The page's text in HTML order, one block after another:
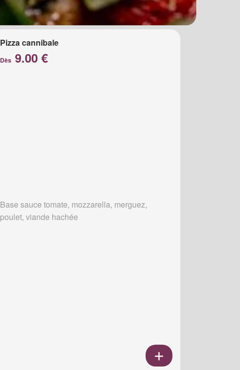
Pizza cannibale
Dès 9.00 €
Base sauce tomate, mozzarella, merguez,
poulet, viande hachée